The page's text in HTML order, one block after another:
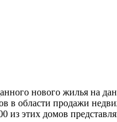
нового жилья на
в области продажи
этих домов